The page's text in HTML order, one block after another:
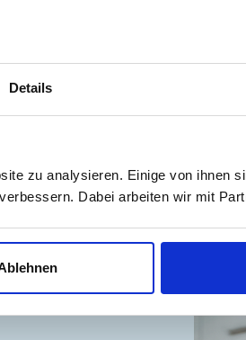
Details
zu analysieren. Einige von ihnen
Dabei arbeiten wir mit
verbunden.
Auf
für
SIE